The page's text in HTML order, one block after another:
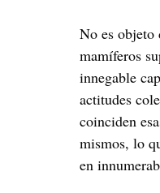
No es objeto
mamíferos
innegable
actitudes
coinciden
mismos, lo
en